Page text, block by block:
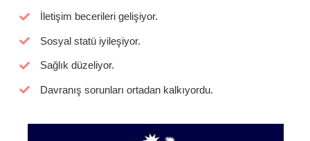
İletişim becerileri gelişiyor.
Sosyal statü iyileşiyor.
Sağlık düzeliyor.
Davranış sorunları ortadan kalkıyordu.